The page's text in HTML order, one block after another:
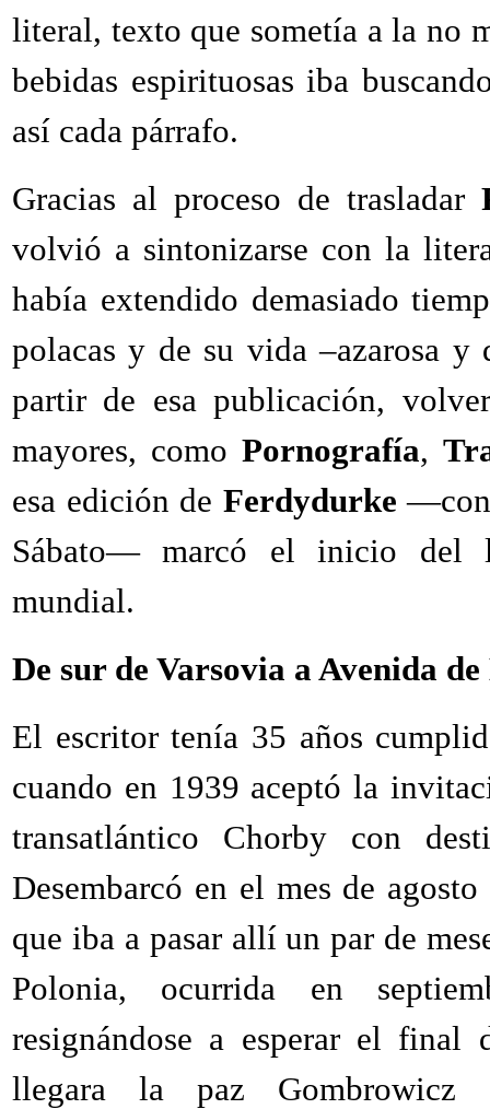
literal, texto que sometía a la no
bebidas espirituosas iba
así cada párrafo.
Gracias al proceso de trasladar
volvió a sintonizarse con la
había extendido demasiado
polacas y de su vida –azarosa
partir de esa publicación,
mayores, como Pornografía,
esa edición de Ferdydurke —con
Sábato— marcó el inicio del
mundial.
De sur de Varsovia a Avenida
El escritor tenía 35 años
cuando en 1939 aceptó la
transatlántico Chorby con
Desembarcó en el mes de
que iba a pasar allí un par de
Polonia, ocurrida en
resignándose a esperar el final
llegara la paz Gombrowicz